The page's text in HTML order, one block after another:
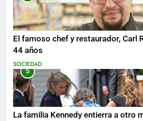
El famoso chef y restaurador, Carl
44 años
SOCIEDAD
5
La familia Kennedy entierra a otro